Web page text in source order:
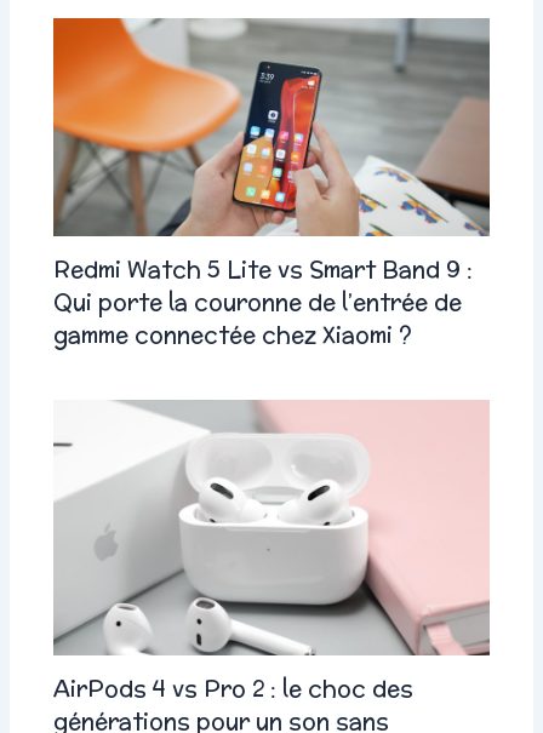
Redmi Watch 5 Lite vs Smart Band 9 :
Qui porte la couronne de l’entrée de
gamme connectée chez Xiaomi ?
AirPods 4 vs Pro 2 : le choc des
générations pour un son sans